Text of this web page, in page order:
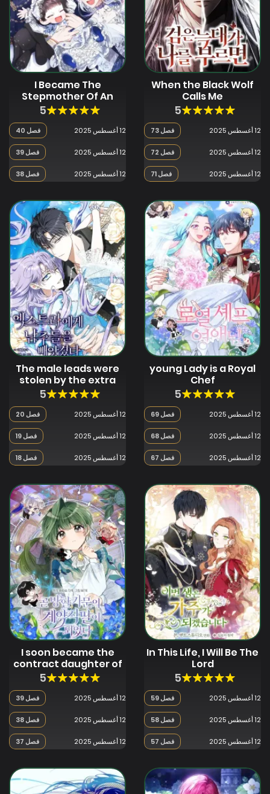
When the Black Wolf
Calls Me
5
فصل 73 12 أغسطس 2025
فصل 72 12 أغسطس 2025
فصل 71 12 أغسطس 2025
I Became The
Stepmother Of An
Irrevocable Dark
Family
5
فصل 40 12 أغسطس 2025
فصل 39 12 أغسطس 2025
فصل 38 12 أغسطس 2025
young Lady is a Royal
Chef
5
فصل 69 12 أغسطس 2025
فصل 68 12 أغسطس 2025
فصل 67 12 أغسطس 2025
The male leads were
stolen by the extra
5
فصل 20 12 أغسطس 2025
فصل 19 12 أغسطس 2025
فصل 18 12 أغسطس 2025
In This Life, I Will Be The
Lord
5
فصل 59 12 أغسطس 2025
فصل 58 12 أغسطس 2025
فصل 57 12 أغسطس 2025
I soon became the
contract daughter of
a ruined family
5
فصل 39 12 أغسطس 2025
فصل 38 12 أغسطس 2025
فصل 37 12 أغسطس 2025